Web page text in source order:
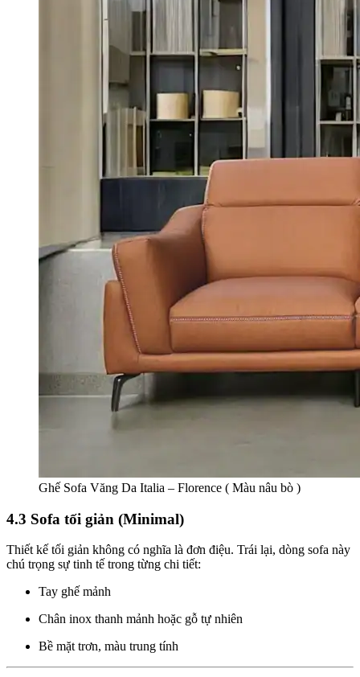
Ghế Sofa Văng Da Italia – Florence ( Màu nâu bò )
4.3 Sofa tối giản (Minimal)
Thiết kế tối giản không có nghĩa là đơn điệu. Trái lại, dòng sofa này
chú trọng sự tinh tế trong từng chi tiết:
Tay ghế mảnh
Chân inox thanh mảnh hoặc gỗ tự nhiên
Bề mặt trơn, màu trung tính